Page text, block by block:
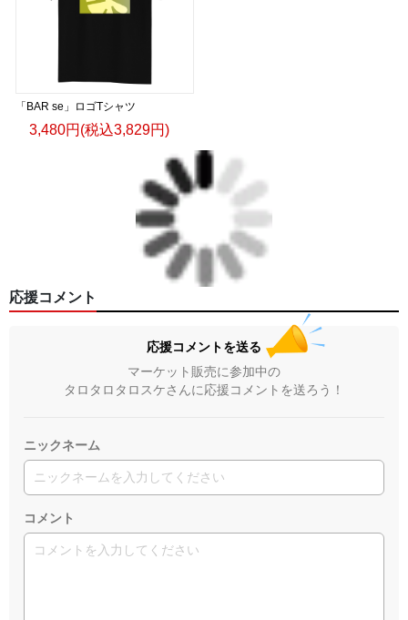
「BAR se」ロゴTシャツ
3,480円(税込3,829円)
応援コメント
応援コメントを送る
マーケット販売に参加中の
タロタロタロスケさんに応援コメントを送ろう！
ニックネーム
コメント